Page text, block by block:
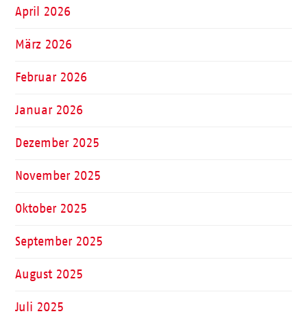
April 2026
März 2026
Februar 2026
Januar 2026
Dezember 2025
November 2025
Oktober 2025
September 2025
August 2025
Juli 2025